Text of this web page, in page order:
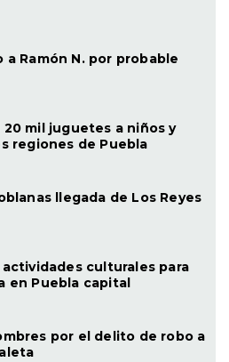
a Ramón N. por probable
20 mil juguetes a niños y
regiones de Puebla
llegada de Los Reyes
culturales para
en Puebla capital
por el delito de robo a